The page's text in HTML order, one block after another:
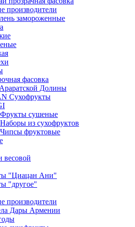
производители
замороженные
фасовка
Долины
Сухофрукты
Фрукты сушеные
Наборы из сухофруктов
Чипсы фруктовые
весовой
"Циацан Ани"
"другое"
производители
Дары Армении